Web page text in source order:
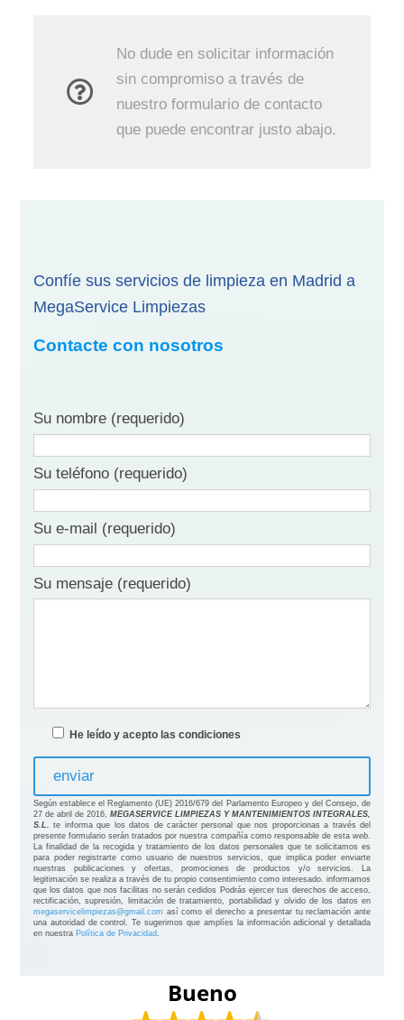
No dude en solicitar información
sin compromiso a través de
nuestro formulario de contacto
que puede encontrar justo abajo.
Confíe sus servicios de limpieza en Madrid a
MegaService Limpiezas
Contacte con nosotros
Su nombre (requerido)
Su teléfono (requerido)
Su e-mail (requerido)
Su mensaje (requerido)
He leído y acepto las condiciones
Según establece el Reglamento (UE) 2016/679 del Parlamento Europeo y del Consejo, de
27 de abril de 2016,MEGASERVICE LIMPIEZAS Y MANTENIMIENTOS INTEGRALES,
S.L. te informa que los datos de carácter personal que nos proporcionas a través del
presente formulario serán tratados por nuestra compañía como responsable de estaweb.
La finalidad de la recogida y tratamiento de los datos personales que te solicitamos es
para poder registrarte como usuario de nuestros servicios, que implica poder enviarte
nuestras publicaciones y ofertas, promociones de productos y/o servicios. La
legitimación se realiza a través de tu propio consentimiento como interesado. informamos
que los datos que nos facilitas no serán cedidos Podrás ejercer tus derechos de acceso,
rectificación, supresión, limitación de tratamiento, portabilidad y olvido de los datos en
megaservicelimpiezas@gmail.com así como el derecho a presentar tu reclamación ante
una autoridad de control. Te sugerimos que amplíes la información adicional y detallada
en nuestra Política de Privacidad.
Bueno